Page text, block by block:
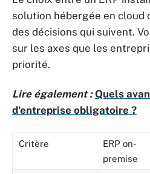
solution hébergée en cloud
des décisions qui suivent.
sur les axes que les
priorité.
Lire également : Quels
d'entreprise obligatoire ?
Critère
ERP on-
premise